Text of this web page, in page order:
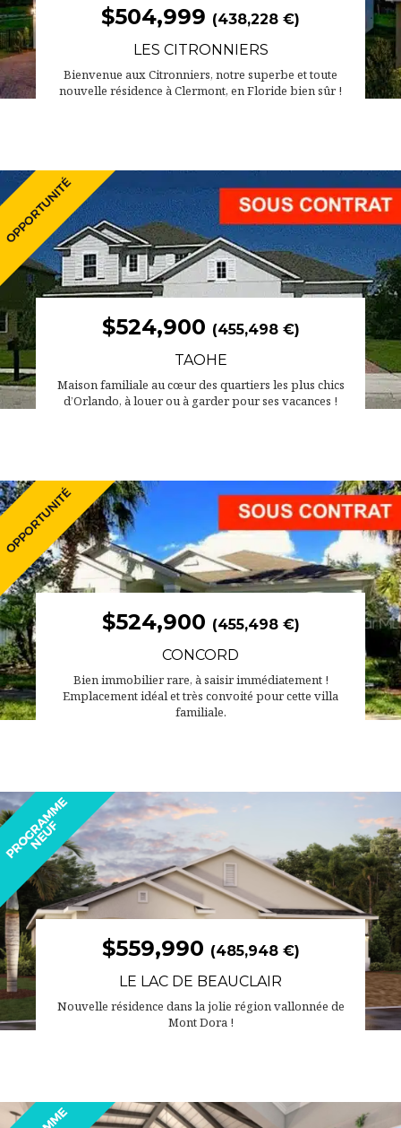
$504,999 (438,228 €)
LES CITRONNIERS
Bienvenue aux Citronniers, notre superbe et toute
nouvelle résidence à Clermont, en Floride bien sûr !
$524,900 (455,498 €)
TAOHE
Maison familiale au cœur des quartiers les plus chics
d’Orlando, à louer ou à garder pour ses vacances !
$524,900 (455,498 €)
CONCORD
Bien immobilier rare, à saisir immédiatement !
Emplacement idéal et très convoité pour cette villa
familiale.
$559,990 (485,948 €)
LE LAC DE BEAUCLAIR
Nouvelle résidence dans la jolie région vallonnée de
Mont Dora !